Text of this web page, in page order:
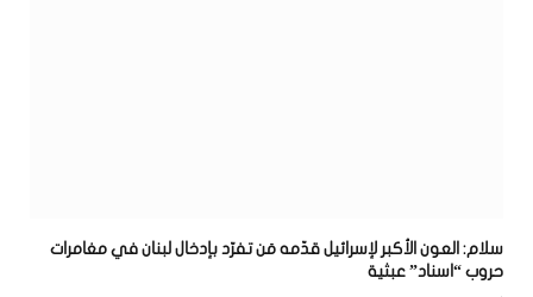
سلام: العون الأكبر لإسرائيل قدّمه مَن تفرّد بإدخال لبنان في مغامرات
حروب “اسناد” عبثية